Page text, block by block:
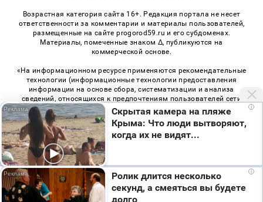
Возрастная категория сайта 16+. Редакция портала не несет
ответственности за комментарии и материалы пользователей,
размещенные на сайте progorod59.ru и его субдоменах.
Материалы, помеченные знаком Δ, публикуются на
коммерческой основе.
«На информационном ресурсе применяются рекомендательные
технологии (информационные технологии предоставления
информации на основе сбора, систематизации и анализа
сведений, относящихся к предпочтениям пользователей сети
«Интернет», находящихся на территории Российской
Федерации)». Правила применения рекомендательных
технологий в виджетах рекламно-обменной сети«СМИ2» (PDF),
«Sparrow» (PDF)
© 2026 «Про Город Пермь» | Все права защищены
Возрастная категория сайта 16+
i
Скрытая камера на пляже
Крыма: Что люди вытворяют,
когда их не видят...
i
Ролик длится несколько
секунд, а смеяться вы будете
долго